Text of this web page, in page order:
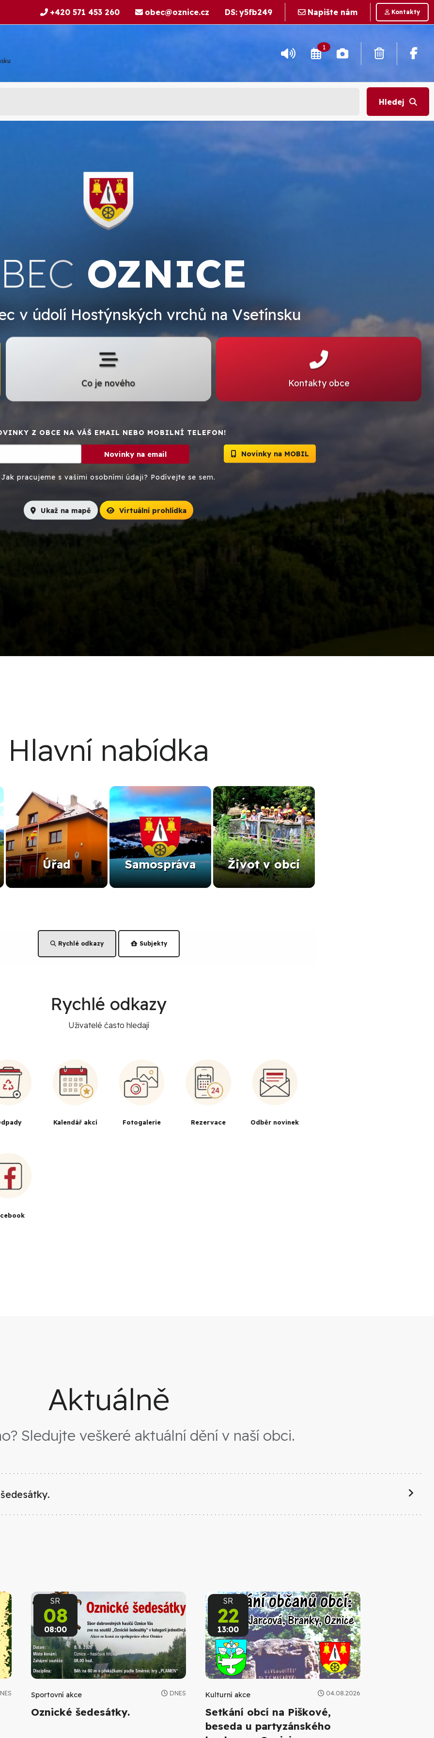
+420 571 453 260 obec@oznice.cz DS: y5fb249 Napište nám Kontakty
1
Hledej
OZNICE
v údolí Hostýnských vrchů na Vsetínsku
Co je nového Kontakty obce
Z OBCE NA VÁŠ EMAIL NEBO MOBILNÍ TELEFON!
Novinky na email Novinky na MOBIL
Jak pracujeme s vašimi osobními údaji? Podívejte se sem.
Ukaž na mapě Virtuální prohlídka
Hlavní nabídka
Úřad Samospráva Život v obci
Rychlé odkazy Subjekty
Rychlé odkazy
Uživatelé často hledají
Kalendář akcí Fotogalerie Rezervace Odběr novinek
Aktuálně
Sledujte veškeré aktuální dění v naší obci.
SR
08
08:00
Sportovní akce DNES
Oznické šedesátky.
SR
22
13:00
Kulturní akce 04.08.2026
Setkání obcí na Piškové,
beseda u partyzánského